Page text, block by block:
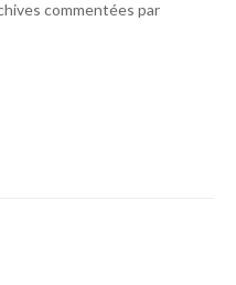
commentées par